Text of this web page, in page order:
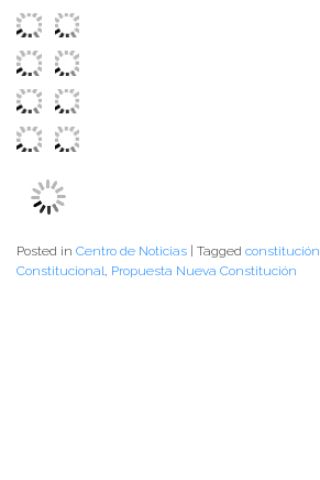
Posted in Centro de Noticias | Tagged constitución
Constitucional Propuesta Nueva Constitución